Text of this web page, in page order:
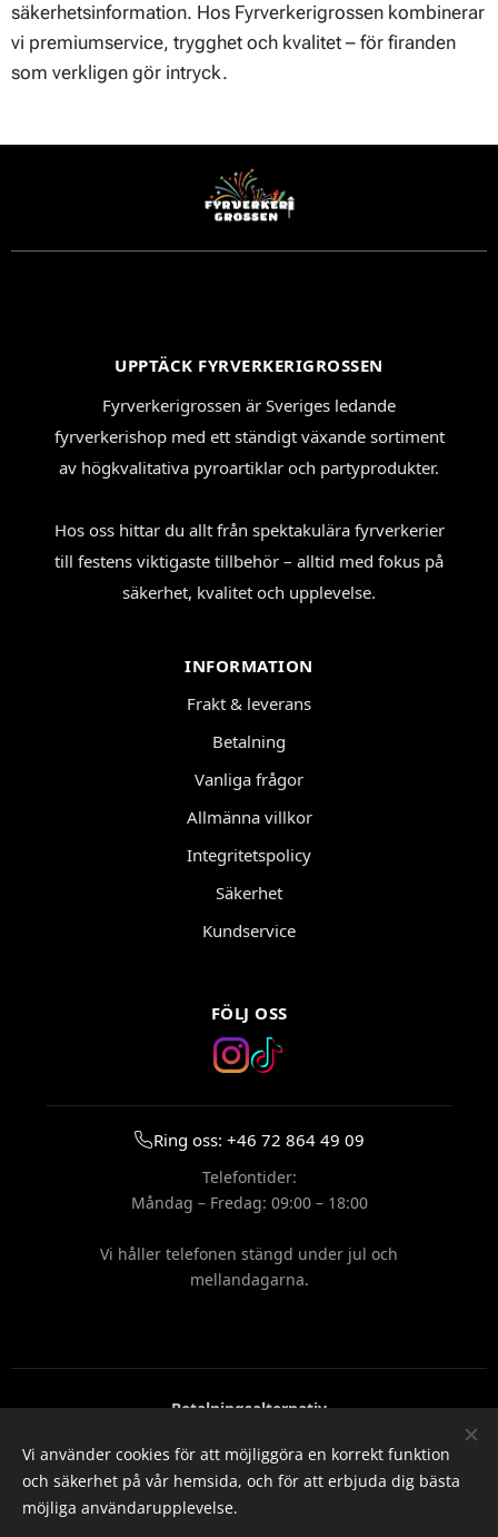
säkerhetsinformation. Hos Fyrverkerigrossen kombinerar
vi premiumservice, trygghet och kvalitet – för firanden
som verkligen gör intryck.
UPPTÄCK FYRVERKERIGROSSEN
Fyrverkerigrossen är Sveriges ledande
fyrverkerishop med ett ständigt växande sortiment
av högkvalitativa pyroartiklar och partyprodukter.
Hos oss hittar du allt från spektakulära fyrverkerier
till festens viktigaste tillbehör – alltid med fokus på
säkerhet, kvalitet och upplevelse.
INFORMATION
Frakt & leverans
Betalning
Vanliga frågor
Allmänna villkor
Integritetspolicy
Säkerhet
Kundservice
FÖLJ OSS
Ring oss: +46 72 864 49 09
Telefontider:
Måndag – Fredag: 09:00 – 18:00
Vi håller telefonen stängd under jul och
mellandagarna.
Betalningsalternativ
© 2026 Fyrverkerigrossen — Alla rättigheter förbehållna.
Vi använder cookies för att möjliggöra en korrekt funktion
och säkerhet på vår hemsida, och för att erbjuda dig bästa
möjliga användarupplevelse.